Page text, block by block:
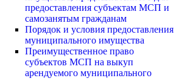
предоставления субъектам МСП и
самозанятым гражданам
Порядок и условия предоставления
муниципального имущества
Преимущественное право
субъектов МСП на выкуп
арендуемого муниципального